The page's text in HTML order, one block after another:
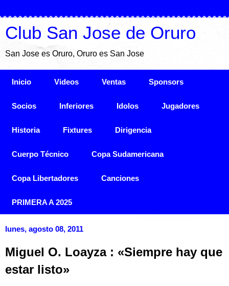
Club San Jose de Oruro
San Jose es Oruro, Oruro es San Jose
Inicio Videos Ventas Sponsors
Socios Inferiores Idolos Jugadores
Historia Fixtures Dirigencia
Cuerpo Técnico Copa Sudamericana
Copa Libertadores Canciones
PRIMERA A 2025
lunes, agosto 08, 2011
Miguel O. Loayza : «Siempre hay que
estar listo»